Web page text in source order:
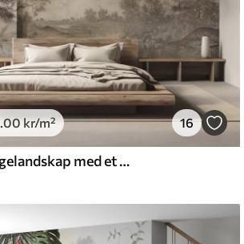
.00kr/m² 16
Teksturert vintagelandskap med et tre nær en elv og en overskyet himmel, naturkunst i sepiatoner